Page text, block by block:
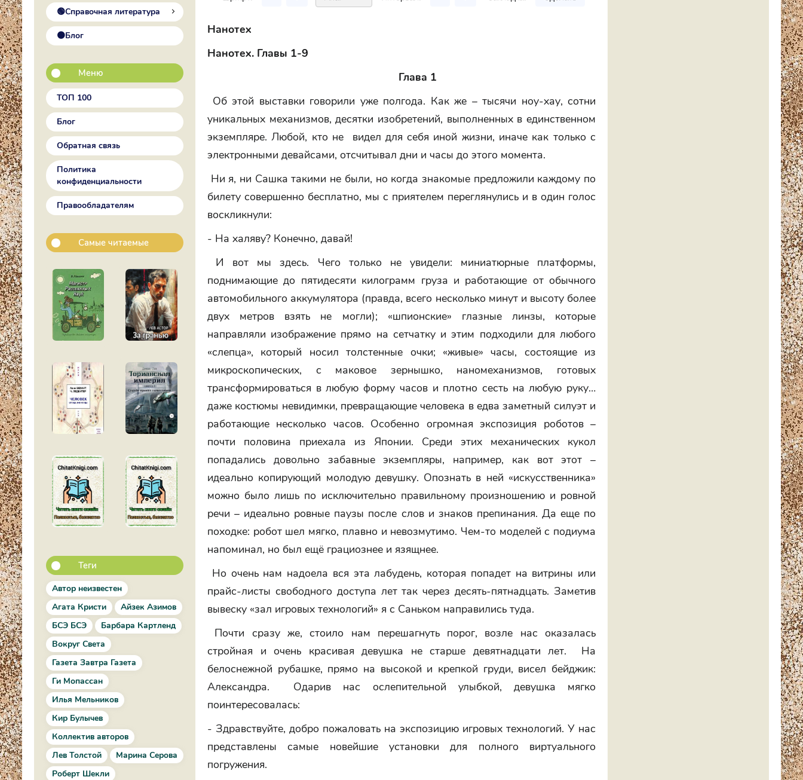
🟢Справочная литература
🟠Блог
Меню
ТОП 100
Блог
Обратная связь
Политика
конфиденциальности
Правообладателям
Самые читаемые
Теги
Автор неизвестен
Агата Кристи
Айзек Азимов
БСЭ БСЭ
Барбара Картленд
Вокруг Света
Газета Завтра Газета
Ги Мопассан
Илья Мельников
Кир Булычев
Коллектив авторов
Лев Толстой
Марина Серова
Роберт Шекли
Нанотех
Нанотех. Главы 1-9
Глава 1
Об этой выставки говорили уже полгода. Как же – тысячи ноу-хау, сотни
уникальных механизмов, десятки изобретений, выполненных в единственном
экземпляре. Любой, кто не видел для себя иной жизни, иначе как только с
электронными девайсами, отсчитывал дни и часы до этого момента.
Ни я, ни Сашка такими не были, но когда знакомые предложили каждому по
билету совершенно бесплатно, мы с приятелем переглянулись и в один голос
воскликнули:
- На халяву? Конечно, давай!
И вот мы здесь. Чего только не увидели: миниатюрные платформы,
поднимающие до пятидесяти килограмм груза и работающие от обычного
автомобильного аккумулятора (правда, всего несколько минут и высоту более
двух метров взять не могли); «шпионские» глазные линзы, которые
направляли изображение прямо на сетчатку и этим подходили для любого
«слепца», который носил толстенные очки; «живые» часы, состоящие из
микроскопических, с маковое зернышко, наномеханизмов, готовых
трансформироваться в любую форму часов и плотно сесть на любую руку…
даже костюмы невидимки, превращающие человека в едва заметный силуэт и
работающие несколько часов. Особенно огромная экспозиция роботов –
почти половина приехала из Японии. Среди этих механических кукол
попадались довольно забавные экземпляры, например, как вот этот –
идеально копирующий молодую девушку. Опознать в ней «искусственника»
можно было лишь по исключительно правильному произношению и ровной
речи – идеально ровные паузы после слов и знаков препинания. Да еще по
походке: робот шел мягко, плавно и невозмутимо. Чем-то моделей с подиума
напоминал, но был ещё грациознее и язящнее.
Но очень нам надоела вся эта лабудень, которая попадет на витрины или
прайс-листы свободного доступа лет так через десять-пятнадцать. Заметив
вывеску «зал игровых технологий» я с Саньком направились туда.
Почти сразу же, стоило нам перешагнуть порог, возле нас оказалась
стройная и очень красивая девушка не старше девятнадцати лет. На
белоснежной рубашке, прямо на высокой и крепкой груди, висел бейджик:
Александра. Одарив нас ослепительной улыбкой, девушка мягко
поинтересовалась:
- Здравствуйте, добро пожаловать на экспозицию игровых технологий. У нас
представлены самые новейшие установки для полного виртуального
погружения.